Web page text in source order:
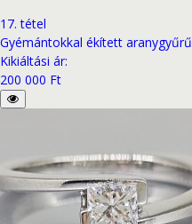
17. tétel
Gyémántokkal ékített aranygyűrű
Kikiáltási ár:
200 000 Ft